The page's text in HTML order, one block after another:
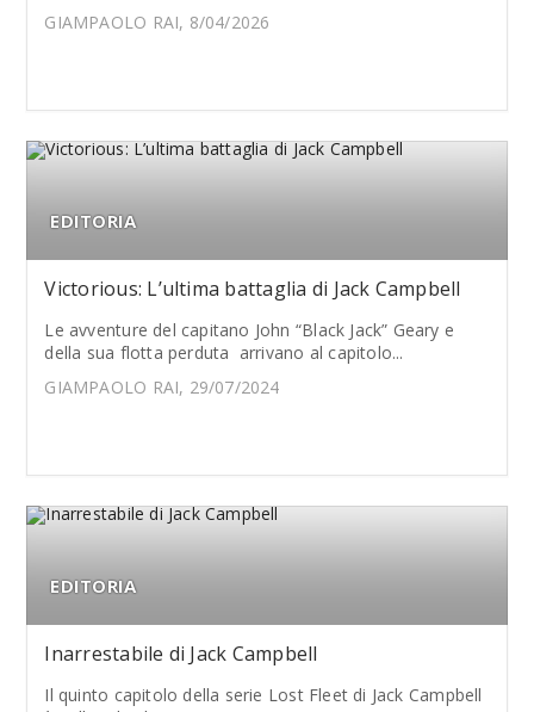
GIAMPAOLO RAI, 8/04/2026
EDITORIA
Victorious: L’ultima battaglia di Jack Campbell
Le avventure del capitano John “Black Jack” Geary e
della sua flotta perduta arrivano al capitolo...
GIAMPAOLO RAI, 29/07/2024
EDITORIA
Inarrestabile di Jack Campbell
Il quinto capitolo della serie Lost Fleet di Jack Campbell